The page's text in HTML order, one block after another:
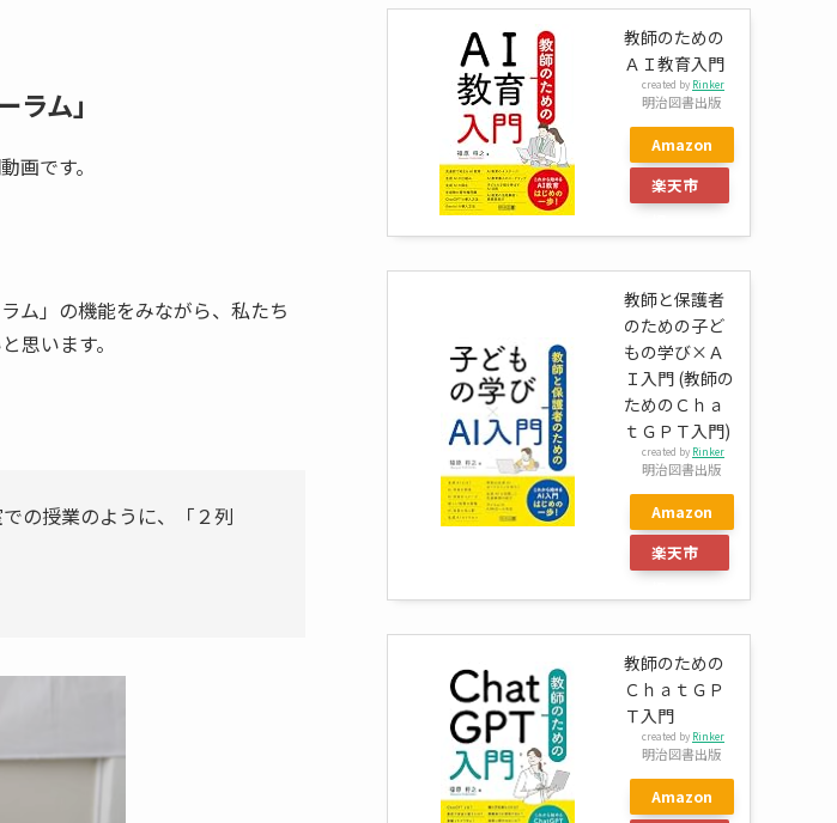
ム」
画です。
ム」の機能をみながら、私たち
思います。
の授業のように、「２列
教師のための
ＡＩ教育入門
created by Rinker
明治図書出版
Amazon
楽天市
教師と保護者
のための子ど
もの学び×Ａ
Ｉ入門 (教師の
ためのＣｈａ
ｔＧＰＴ入門)
created by Rinker
明治図書出版
Amazon
楽天市
教師のための
ＣｈａｔＧＰ
Ｔ入門
created by Rinker
明治図書出版
Amazon